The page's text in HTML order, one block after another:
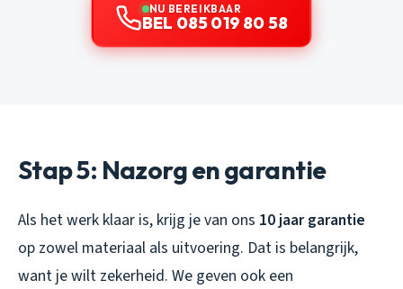
NU BEREIKBAAR
BEL 085 019 80 58
Stap 5: Nazorg en garantie
Als het werk klaar is, krijg je van ons 10 jaar garantie
op zowel materiaal als uitvoering. Dat is belangrijk,
want je wilt zekerheid. We geven ook een